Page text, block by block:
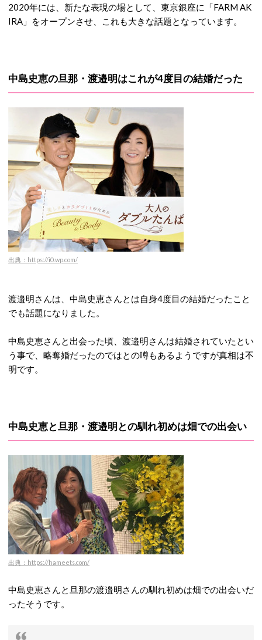
2020年には、新たな表現の場として、東京銀座に「FARM AK
IRA」をオープンさせ、これも大きな話題となっています。
中島史恵の旦那・渡邉明はこれが4度目の結婚だった
出典：https://i0.wp.com/
渡邉明さんは、中島史恵さんとは自身4度目の結婚だったこと
でも話題になりました。
中島史恵さんと出会った頃、渡邉明さんは結婚されていたとい
う事で、略奪婚だったのではとの噂もあるようですが真相は不
明です。
中島史恵と旦那・渡邉明との馴れ初めは畑での出会い
出典：https://hameets.com/
中島史恵さんと旦那の渡邉明さんの馴れ初めは畑での出会いだ
ったそうです。